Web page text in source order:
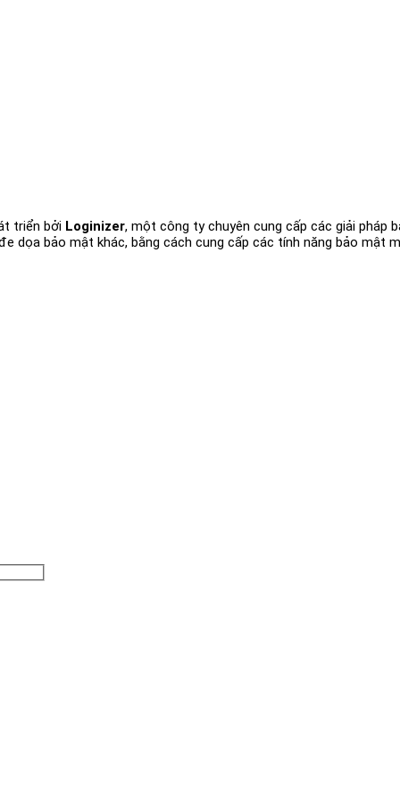
triển bởi Loginizer, một công ty chuyên cung cấp các giải pháp
bảo mật khác, bằng cách cung cấp các tính năng bảo mật